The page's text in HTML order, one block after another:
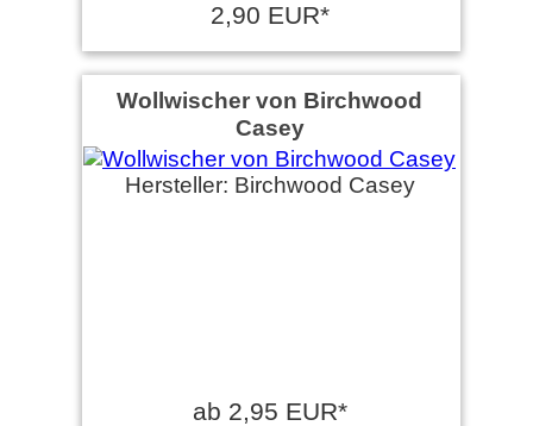
2,90 EUR*
Wollwischer von Birchwood
Casey
Hersteller: Birchwood Casey
ab 2,95 EUR*